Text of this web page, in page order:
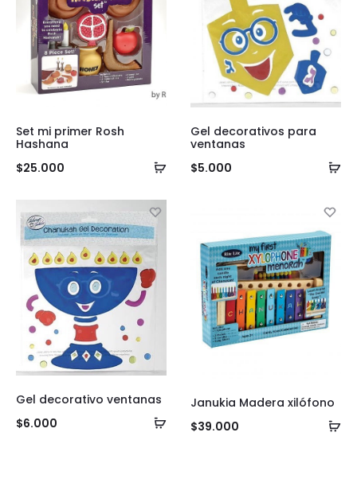
Añadir
Set mi primer Rosh
Hashana
$25.000
Gel decorativos para
ventanas
$5.000
Añadir
Gel decorativo ventanas
$6.000
Janukia Madera xilófono
$39.000